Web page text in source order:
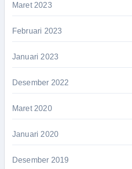
Maret 2023
Februari 2023
Januari 2023
Desember 2022
Maret 2020
Januari 2020
Desember 2019